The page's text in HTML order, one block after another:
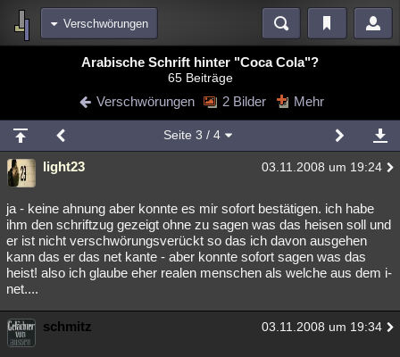
Verschwörungen
Blogs
Chat Wiki Neuigkeiten
meine Rubriken
Menschen Mystery Kriminalfälle
Spiritualität Verschwörungen Technologie Ufologie
Natur Umfragen Unterhaltung
weitere Rubriken
Philosophie
Astronomie Gaming Filme
Arabische Schrift hinter "Coca Cola"?
65 Beiträge
Verschwörungen 2 Bilder Mehr
Seite 3 / 4
light23 03.11.2008 um 19:24
ja - keine ahnung aber konnte es mir sofort bestätigen. ich habe
ihm den schriftzug gezeigt ohne zu sagen was das heisen soll und
er ist nicht verschwörungsverückt so das ich davon ausgehen
kann das er das net kante - aber konnte sofort sagen was das
heist! also ich glaube eher realen menschen als welche aus dem i-
net....
schmitz 03.11.2008 um 19:34